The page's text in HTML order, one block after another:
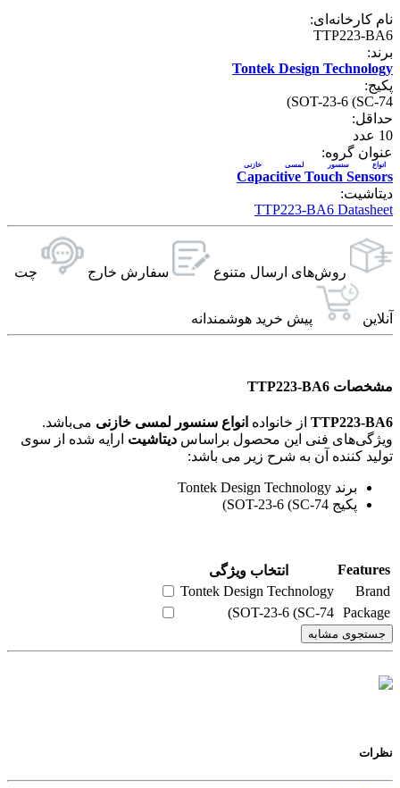
نام کارخانه‌ای:
TTP223-BA6
برند:
Tontek Design Technology
پکیج:
SOT-23-6 (SC-74)
حداقل:
10 عدد
عنوان گروه:
Capacitive Touch Sensors
انواع سنسور لمسی خازنی
دیتاشیت:
TTP223-BA6 Datasheet
روش‌های ارسال‌ متنوع سفارش خارج چت
آنلاین پیش خرید هوشمندانه
مشخصات TTP223-BA6
TTP223-BA6 از خانواده انواع سنسور لمسی خازنی می‌باشد.
ویژگی‌های فنی این محصول براساس دیتاشیت ارایه شده از سوی
تولید کننده آن به شرح زیر می باشد:
برند Tontek Design Technology
پکیج SOT-23-6 (SC-74)
Features
انتخاب ویژگی
Brand
Tontek Design Technology
Package
SOT-23-6 (SC-74)
جستجوی مشابه
نظرات